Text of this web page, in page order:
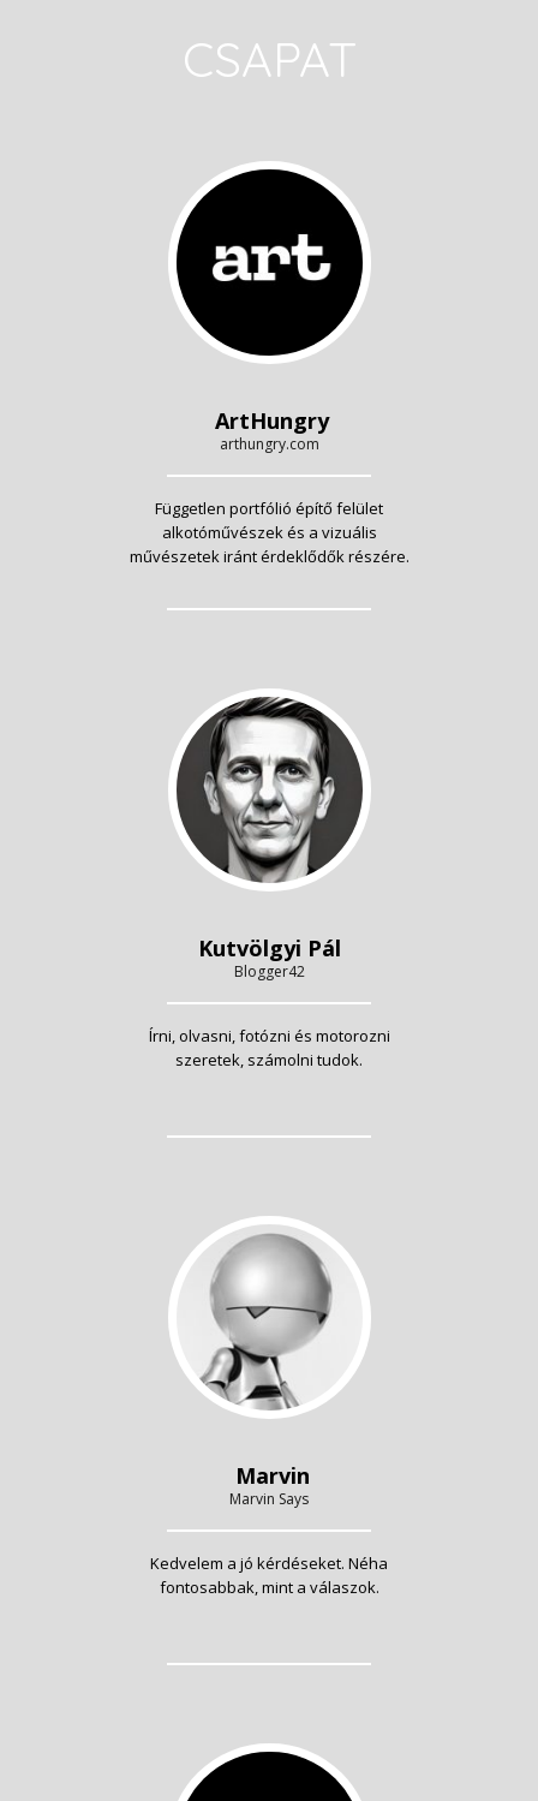
CSAPAT
ArtHungry
arthungry.com
Független portfólió építő felület
alkotóművészek és a vizuális
művészetek iránt érdeklődők részére.
Kutvölgyi Pál
Blogger42
Írni, olvasni, fotózni és motorozni
szeretek, számolni tudok.
Marvin
Marvin Says
Kedvelem a jó kérdéseket. Néha
fontosabbak, mint a válaszok.